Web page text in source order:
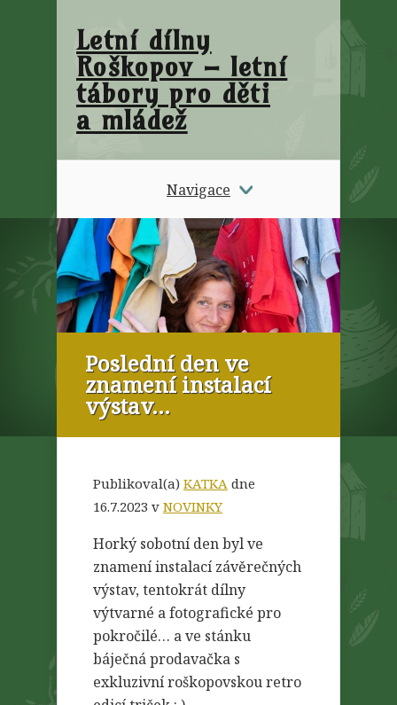
Letní dílny
Roškopov – letní
tábory pro děti
a mládež
Navigace
Poslední den ve
znamení instalací
výstav…
Publikoval(a) KATKA dne
16.7.2023 v NOVINKY
Horký sobotní den byl ve
znamení instalací závěrečných
výstav, tentokrát dílny
výtvarné a fotografické pro
pokročilé… a ve stánku
báječná prodavačka s
exkluzivní roškopovskou retro